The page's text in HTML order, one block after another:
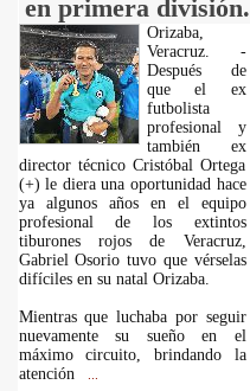
en primera división.
Orizaba,
Veracruz. -
Después de
que el ex
futbolista
profesional y
también ex
director técnico Cristóbal Ortega
(+) le diera una oportunidad hace
ya algunos años en el equipo
profesional de los extintos
tiburones rojos de Veracruz,
Gabriel Osorio tuvo que vérselas
difíciles en su natal Orizaba.
Mientras que luchaba por seguir
nuevamente su sueño en el
máximo circuito, brindando la
atención